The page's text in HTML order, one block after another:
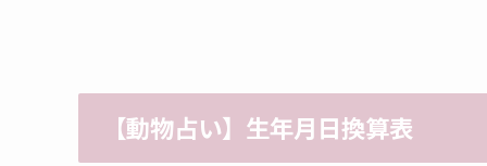
【動物占い】生年月日換算表